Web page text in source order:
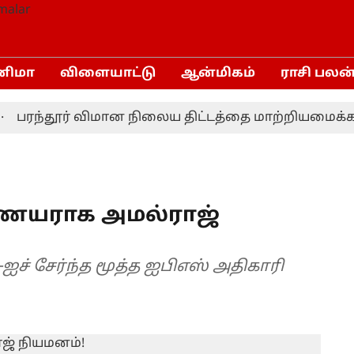
விளையாட்டு ஆன்மிகம் ராசி
விமான நிலைய திட்டத்தை மாற்றியமைக்க
அமல்ராஜ்
சேர்ந்த மூத்த ஐபிஎஸ் அதிகாரி